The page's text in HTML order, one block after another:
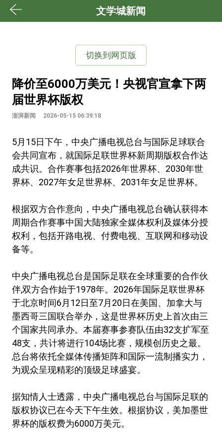
文学城新闻
切换到网页版
降价至6000万美元！央视官宣拿下两
届世界杯版权
澎湃新闻 2026-05-15 06:39:18
5月15日下午，中央广播电视总台与国际足球联合
会共同宣布，就国际足联世界杯新周期版权合作达
成共识。合作赛事包括2026年世界杯、2030年世
界杯、2027年女足世界杯、2031年女足世界杯。
根据双方合作意向，中央广播电视总台确认获得本
周期合作赛事中国大陆独家全媒体权利及媒体分授
权利，包括开路电视、付费电视、互联网和移动设
备等。
中央广播电视总台是国际足联在全球重要的合作伙
伴,双方合作始于1978年。2026年国际足联世界杯
于北京时间6月12日至7月20日在美国、加拿大与
墨西哥三国联合举办，这是世界杯历史上首次由三
个国家共同承办。本届赛事参赛队伍由32支扩军至
48支，共计将进行104场比赛，规模创历史之最。
总台将依托全媒体传播矩阵和国际一流制播实力，
为观众呈现精彩的顶级足球盛宴。
据知情人士透露，中央广播电视总台与国际足联的
版权协议已在今天下午生效。根据协议，美加墨世
界杯的版权费为6000万美元。